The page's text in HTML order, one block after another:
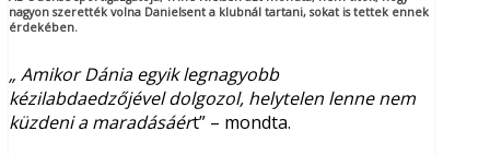
nagyon szerették volna Danielsent a klubnál tartani, sokat is tettek ennek
érdekében.
„ Amikor Dánia egyik legnagyobb
kézilabdaedzőjével dolgozol, helytelen lenne nem
küzdeni a maradásáért” – mondta.